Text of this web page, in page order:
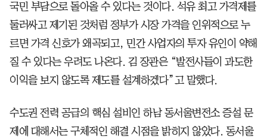
국민 부담으로 돌아올 수 있다는 것이다. 석유 최고 가격제를
둘러싸고 제기된 것처럼 정부가 시장 가격을 인위적으로 누
르면 가격 신호가 왜곡되고, 민간 사업자의 투자 유인이 약해
질 수 있다는 우려도 나온다. 김 장관은 “발전사들이 과도한
이익을 보지 않도록 제도를 설계하겠다”고 말했다.
수도권 전력 공급의 핵심 설비인 하남 동서울변전소 증설 문
제에 대해서는 구체적인 해결 시점을 밝히지 않았다. 동서울